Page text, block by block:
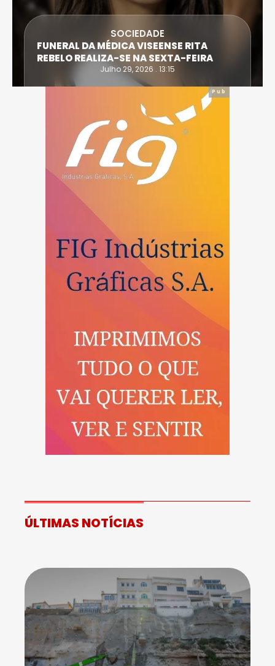
SOCIEDADE
FUNERAL DA MÉDICA VISEENSE RITA
REBELO REALIZA-SE NA SEXTA-FEIRA
Julho 29, 2026 . 13:15
Pub
ÚLTIMAS NOTÍCIAS